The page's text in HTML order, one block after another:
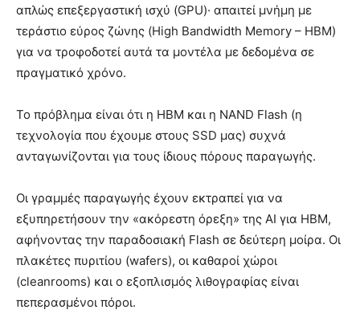
απλώς επεξεργαστική ισχύ (GPU)· απαιτεί μνήμη με
τεράστιο εύρος ζώνης (High Bandwidth Memory – HBM)
για να τροφοδοτεί αυτά τα μοντέλα με δεδομένα σε
πραγματικό χρόνο.
Το πρόβλημα είναι ότι η HBM και η NAND Flash (η
τεχνολογία που έχουμε στους SSD μας) συχνά
ανταγωνίζονται για τους ίδιους πόρους παραγωγής.
Οι γραμμές παραγωγής έχουν εκτραπεί για να
εξυπηρετήσουν την «ακόρεστη όρεξη» της AI για HBM,
αφήνοντας την παραδοσιακή Flash σε δεύτερη μοίρα. Οι
πλακέτες πυριτίου (wafers), οι καθαροί χώροι
(cleanrooms) και ο εξοπλισμός λιθογραφίας είναι
πεπερασμένοι πόροι.